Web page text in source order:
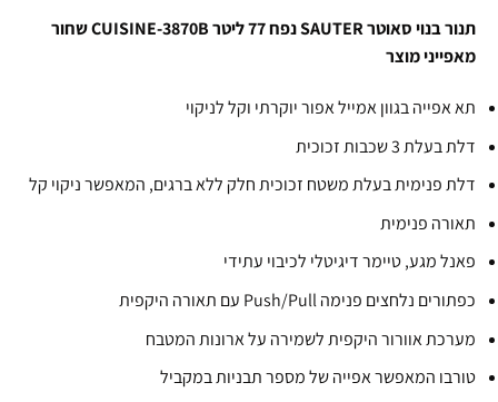
תנור בנוי סאוטר SAUTER נפח 77 ליטר CUISINE-3870B שחור
מאפייני מוצר
תא אפייה בגוון אמייל אפור יוקרתי וקל לניקוי
דלת בעלת 3 שכבות זכוכית
דלת פנימית בעלת משטח זכוכית חלק ללא ברגים, המאפשר ניקוי קל
תאורה פנימית
פאנל מגע, טיימר דיגיטלי לכיבוי עתידי
כפתורים נלחצים פנימה Push/Pull עם תאורה היקפית
מערכת אוורור היקפית לשמירה על ארונות המטבח
טורבו המאפשר אפייה של מספר תבניות במקביל